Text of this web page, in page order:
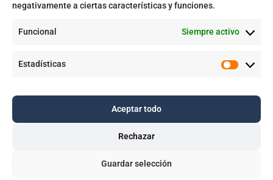
negativamente a ciertas características y funciones.
Funcional Siempre activo
Estadísticas
Aceptar todo
Rechazar
Guardar selección
Recent Comments
GPT-5 en Microsoft 365 Copilot - Dawingen
Copyright © 2025. Todos los derechos reservados |
Dawing S.A.S.
 